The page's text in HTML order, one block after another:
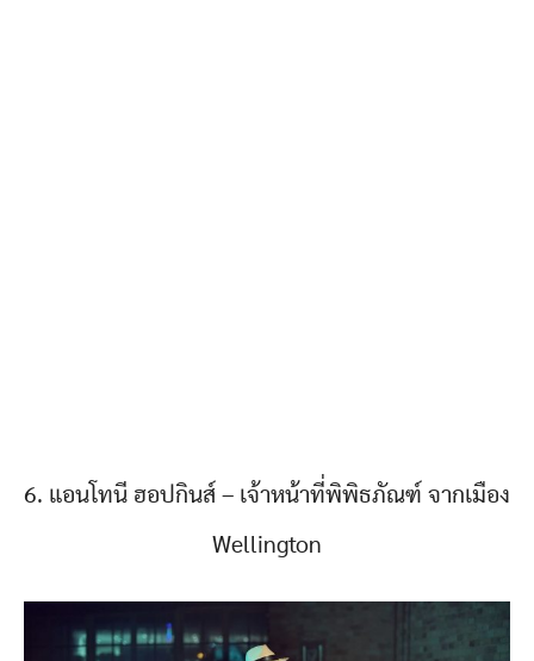
6. แอนโทนี ฮอปกินส์ – เจ้าหน้าที่พิพิธภัณฑ์ จากเมือง
Wellington